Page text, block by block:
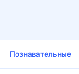
Познавательные